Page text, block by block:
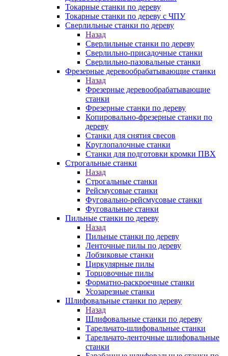
Токарные станки по дереву
Токарные станки по дереву с ЧПУ
Сверлильные станки по дереву
Назад
Сверлильные станки по дереву
Сверлильно-присадочные станки
Сверлильно-пазовальные станки
Фрезерные деревообрабатывающие станки
Назад
Фрезерные деревообрабатывающие
станки
Фрезерные станки по дереву
Копировально-фрезерные станки по
дереву
Станки для снятия свесов
Круглопалочные станки
Станки для подготовки кромки ПВХ
Строгальные станки
Назад
Строгальные станки
Рейсмусовые станки
Фуговально-рейсмусовые станки
Фуговальные станки
Пильные станки по дереву
Назад
Пильные станки по дереву
Ленточные пилы по дереву
Лобзиковые станки
Циркулярные пилы
Торцовочные пилы
Форматно-раскроечные станки
Усозарезные станки
Шлифовальные станки по дереву
Назад
Шлифовальные станки по дереву
Тарельчато-шлифовальные станки
Тарельчато-ленточные шлифовальные
станки